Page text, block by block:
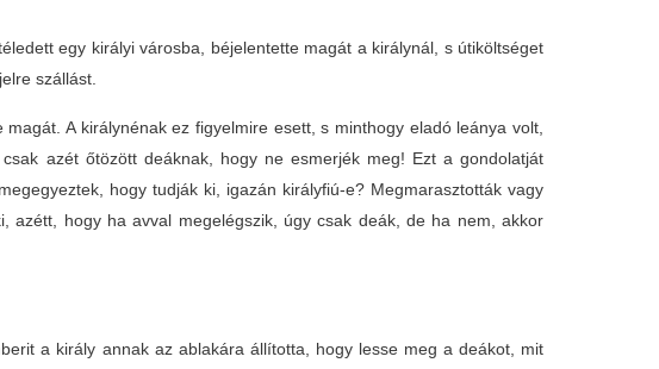
egy királyi városba, béjelentette magát a királynál, s útiköltséget
szállást.
A királynénak ez figyelmire esett, s minthogy eladó leánya volt,
azét őtözött deáknak, hogy ne esmerjék meg! Ezt a gondolatját
hogy tudják ki, igazán királyfiú-e? Megmarasztották vagy
azétt, hogy ha avval megelégszik, úgy csak deák, de ha nem, akkor
a király annak az ablakára állította, hogy lesse meg a deákot, mit